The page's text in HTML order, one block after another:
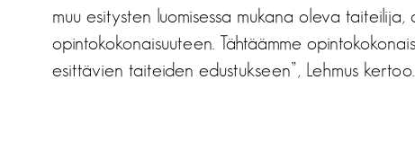
muu esitysten luomisessa mukana oleva
opintokokonaisuuteen. Tähtäämme
esittävien taiteiden edustukseen”, Lehmus kertoo.